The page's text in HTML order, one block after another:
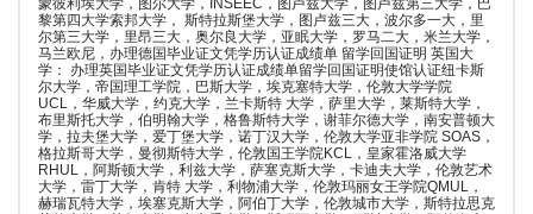
蒙彼利埃大学，图尔大学，INSEEC，图卢兹大学，图卢兹第三大学，巴
黎第四大学索邦大学， 斯特拉斯堡大学，图卢兹三大，波尔多一大，里
尔第三大学，里昂三大，奥尔良大学，亚眠大学，罗马二大，米兰大学，
马兰欧尼，办理德国毕业证文凭学历认证成绩单 留学回国证明 英国大
学： 办理英国毕业证文凭学历认证成绩单留学回国证明使馆认证纽卡斯
尔大学，帝国理工学院，巴斯大学，埃克塞特大学，伦敦大学学院
UCL，华威大学，约克大学，兰卡斯特 大学，萨里大学，莱斯特大学，
布里斯托大学，伯明翰大学，格鲁斯特大学，谢菲尔德大学，南安普顿大
学，拉夫堡大学，爱丁堡大学，诺丁汉大学，伦敦大学亚非学院 SOAS，
格拉斯哥大学，曼彻斯特大学，伦敦国王学院KCL，皇家霍洛威大学
RHUL，阿斯顿大学，利兹大学，萨塞克斯大学，卡迪夫大学，伦敦艺术
大学，雷丁大学，肯特 大学，利物浦大学，伦敦玛丽女王学院QMUL，
赫瑞瓦特大学，埃塞克斯大学，阿伯丁大学，伦敦城市大学，斯特拉思克